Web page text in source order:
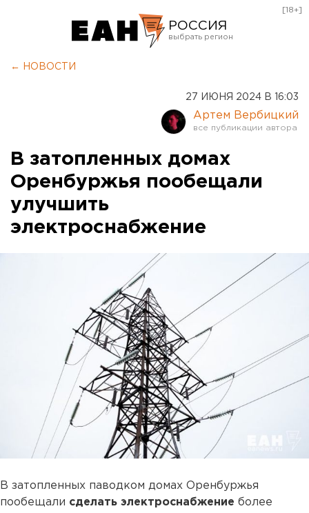
РОССИЯ
Курган
Оренбург
[18+]
← НОВОСТИ
27 ИЮНЯ 2024 В 16:03
Артем Вербицкий
В затопленных домах
Оренбуржья пообещали
улучшить
электроснабжение
В затопленных паводком домах Оренбуржья
пообещали сделать электроснабжение более